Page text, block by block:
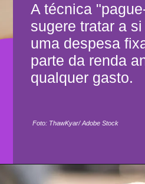
A técnica
sugere tratar a
uma despesa
parte da renda
qualquer gasto.